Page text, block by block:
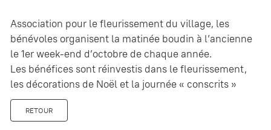
Association pour le fleurissement du village, les
bénévoles organisent la matinée boudin à l’ancienne
le 1er week-end d’octobre de chaque année.
Les bénéfices sont réinvestis dans le fleurissement,
les décorations de Noël et la journée « conscrits »
RETOUR